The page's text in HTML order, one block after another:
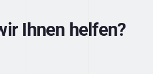
Ihnen helfen?